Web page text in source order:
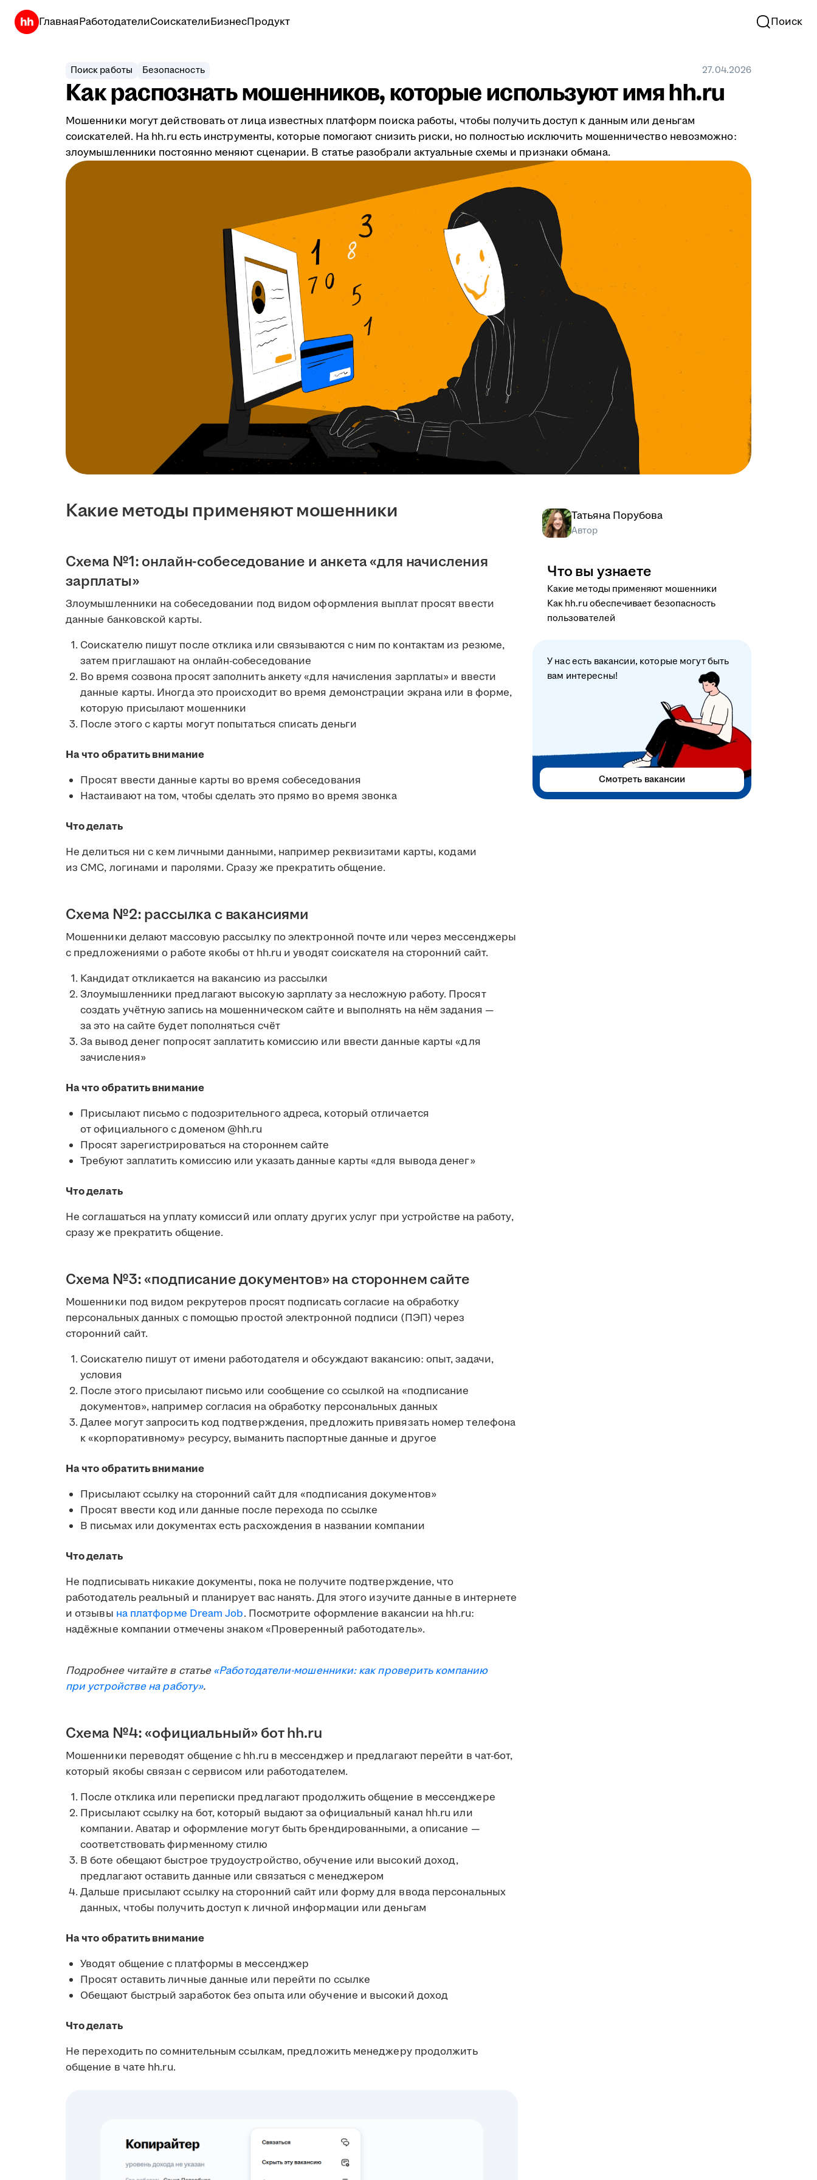
ГлавнаяРаботодателиСоискателиБизнесПродукт Поиск
Поиск работы Безопасность 27.04.2026
Как распознать мошенников, которые используют имя hh.ru
Мошенники могут действовать от лица известных платформ поиска работы, чтобы получить доступ к данным или деньгам
соискателей. На hh.ru есть инструменты, которые помогают снизить риски, но полностью исключить мошенничество невозможно:
злоумышленники постоянно меняют сценарии. В статье разобрали актуальные схемы и признаки обмана.
Какие методы применяют мошенники
Схема №1: онлайн-собеседование и анкета «для начисления
зарплаты»
Злоумышленники на собеседовании под видом оформления выплат просят ввести
данные банковской карты.
Соискателю пишут после отклика или связываются с ним по контактам из резюме,
затем приглашают на онлайн-собеседование
Во время созвона просят заполнить анкету «для начисления зарплаты» и ввести
данные карты. Иногда это происходит во время демонстрации экрана или в форме,
которую присылают мошенники
После этого с карты могут попытаться списать деньги
На что обратить внимание
Просят ввести данные карты во время собеседования
Настаивают на том, чтобы сделать это прямо во время звонка
Что делать
Не делиться ни с кем личными данными, например реквизитами карты, кодами
из СМС, логинами и паролями. Сразу же прекратить общение.
Схема №2: рассылка с вакансиями
Мошенники делают массовую рассылку по электронной почте или через мессенджеры
с предложениями о работе якобы от hh.ru и уводят соискателя на сторонний сайт.
Кандидат откликается на вакансию из рассылки
Злоумышленники предлагают высокую зарплату за несложную работу. Просят
создать учётную запись на мошенническом сайте и выполнять на нём задания —
за это на сайте будет пополняться счёт
За вывод денег попросят заплатить комиссию или ввести данные карты «для
зачисления»
На что обратить внимание
Присылают письмо с подозрительного адреса, который отличается
от официального с доменом @hh.ru
Просят зарегистрироваться на стороннем сайте
Требуют заплатить комиссию или указать данные карты «для вывода денег»
Что делать
Не соглашаться на уплату комиссий или оплату других услуг при устройстве на работу,
сразу же прекратить общение.
Схема №3: «подписание документов» на стороннем сайте
Мошенники под видом рекрутеров просят подписать согласие на обработку
персональных данных с помощью простой электронной подписи (ПЭП) через
сторонний сайт.
Соискателю пишут от имени работодателя и обсуждают вакансию: опыт, задачи,
условия
После этого присылают письмо или сообщение со ссылкой на «подписание
документов», например согласия на обработку персональных данных
Далее могут запросить код подтверждения, предложить привязать номер телефона
к «корпоративному» ресурсу, выманить паспортные данные и другое
На что обратить внимание
Присылают ссылку на сторонний сайт для «подписания документов»
Просят ввести код или данные после перехода по ссылке
В письмах или документах есть расхождения в названии компании
Что делать
Не подписывать никакие документы, пока не получите подтверждение, что
работодатель реальный и планирует вас нанять. Для этого изучите данные в интернете
и отзывы на платформе Dream Job. Посмотрите оформление вакансии на hh.ru:
надёжные компании отмечены знаком «Проверенный работодатель».
Подробнее читайте в статье«Работодатели-мошенники: как проверить компанию
при устройстве на работу».
Схема №4: «официальный» бот hh.ru
Мошенники переводят общение с hh.ru в мессенджер и предлагают перейти в чат-бот,
который якобы связан с сервисом или работодателем.
После отклика или переписки предлагают продолжить общение в мессенджере
Присылают ссылку на бот, который выдают за официальный канал hh.ru или
компании. Аватар и оформление могут быть брендированными, а описание —
соответствовать фирменному стилю
В боте обещают быстрое трудоустройство, обучение или высокий доход,
предлагают оставить данные или связаться с менеджером
Дальше присылают ссылку на сторонний сайт или форму для ввода персональных
данных, чтобы получить доступ к личной информации или деньгам
На что обратить внимание
Уводят общение с платформы в мессенджер
Просят оставить личные данные или перейти по ссылке
Обещают быстрый заработок без опыта или обучение и высокий доход
Что делать
Не переходить по сомнительным ссылкам, предложить менеджеру продолжить
общение в чате hh.ru.
Татьяна Порубова
Автор
Что вы узнаете
Какие методы применяют мошенники
Как hh.ru обеспечивает безопасность
пользователей
У нас есть вакансии, которые могут быть
вам интересны!
Смотреть вакансии